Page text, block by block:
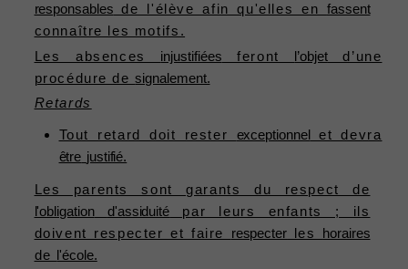
responsables de l'élève afin qu'elles en fassent
connaître les motifs.
Les absences injustifiées feront l’objetd’une
procédure designalement.
Retards
Tout retard doit rester exceptionnel
et devra
être justifié.
Les parents sont garants du respect de
l'obligation
d'assiduité par leurs enfants ; ils
doivent respecter et faire respecter les
horaires
de
l'école.